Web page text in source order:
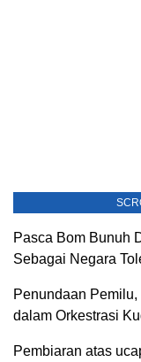
Pasca Bom Bunuh
Sebagai Negara
Penundaan
dalam Orkestrasi
Pembiaran atas